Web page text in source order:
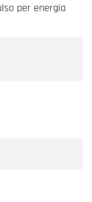
per energia